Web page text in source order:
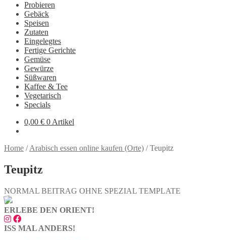
Probieren
Gebäck
Speisen
Zutaten
Eingelegtes
Fertige Gerichte
Gemüse
Gewürze
Süßwaren
Kaffee & Tee
Vegetarisch
Specials
0,00 € 0 Artikel
Home /Arabisch essen online kaufen (Orte) /Teupitz
Teupitz
NORMAL BEITRAG OHNE SPEZIAL TEMPLATE
ERLEBE DEN ORIENT!
ISS MAL ANDERS!